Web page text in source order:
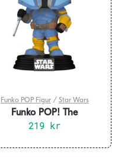
Funko POP Figur/ Star Wars
Funko POP! The
Mandalorian Paz Vizsla
219 kr